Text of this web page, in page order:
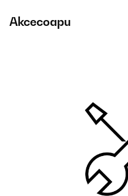
Аксесоари